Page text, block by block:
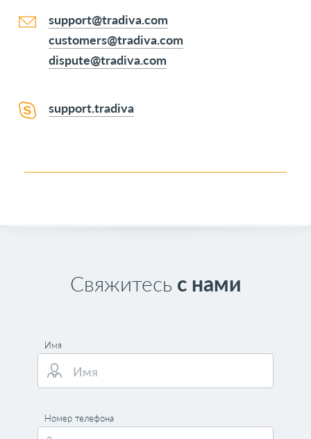
support@tradiva.com
customers@tradiva.com
dispute@tradiva.com
support.tradiva
Свяжитесь с нами
Имя
Номер телефона